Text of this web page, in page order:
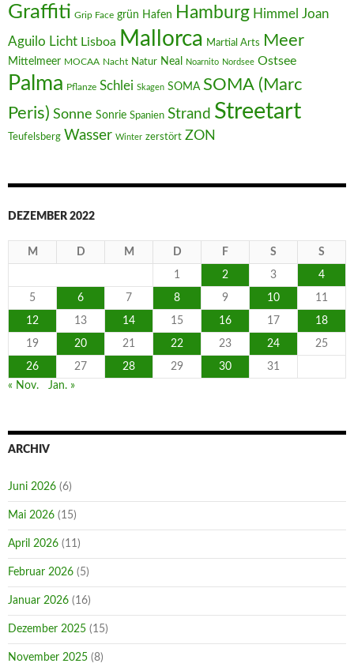
Graffiti Grip Face grün Hafen Hamburg Himmel Joan
Aguilo Licht Lisboa Mallorca Martial Arts Meer
Mittelmeer MOCAA Nacht Natur Neal Noarnito Nordsee Ostsee
Palma Pflanze Schlei Skagen SOMA SOMA (Marc
Peris) Sonne Sonrie Spanien Strand Streetart
Teufelsberg Wasser Winter zerstört ZON
DEZEMBER 2022
M D M D F S S
1 2 3 4
5 6 7 8 9 10 11
12 13 14 15 16 17 18
19 20 21 22 23 24 25
26 27 28 29 30
31
« Nov.
Jan. »
ARCHIV
Juni 2026 (6)
Mai 2026 (15)
April 2026 (11)
Februar 2026 (5)
Januar 2026 (16)
Dezember 2025 (15)
November 2025 (8)